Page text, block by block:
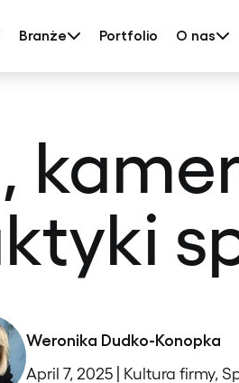
Branże Portfolio O nas
Weronika Dudko-Konopka
April 7, 2025 | Kultura firmy,